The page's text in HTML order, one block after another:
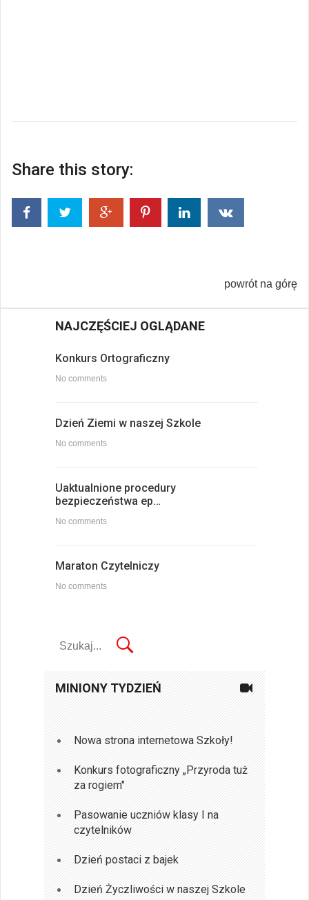
Share this story:
powrót na górę
NAJCZĘŚCIEJ OGLĄDANE
Konkurs Ortograficzny
No comments
Dzień Ziemi w naszej Szkole
No comments
Uaktualnione procedury
bezpieczeństwa ep…
No comments
Maraton Czytelniczy
No comments
MINIONY TYDZIEŃ
Nowa strona internetowa Szkoły!
Konkurs fotograficzny „Przyroda tuż
za rogiem"
Pasowanie uczniów klasy I na
czytelników
Dzień postaci z bajek
Dzień Życzliwości w naszej Szkole